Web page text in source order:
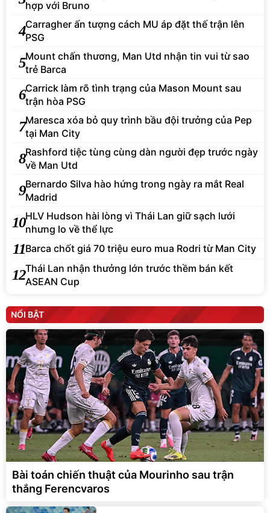
hợp với Bruno
4Carragher ấn tượng cách MU áp đặt thế trận lên
PSG
5Mount chấn thương, Man Utd nhận tin vui từ sao
trẻ Barca
6Carrick làm rõ tình trạng của Mason Mount sau
trận hòa PSG
7Maresca xóa bỏ quy trình bầu đội trưởng của Pep
tại Man City
8Rashford tiệc tùng cùng dàn người đẹp trước ngày
về Man Utd
9Bernardo Silva hào hứng trong ngày ra mắt Real
Madrid
10HLV Hudson hài lòng vì Thái Lan giữ sạch lưới
nhưng lo về thể lực
11Barca chốt giá 70 triệu euro mua Rodri từ Man City
12Thái Lan nhận thưởng lớn trước thềm bán kết
ASEAN Cup
NỔI BẬT
Bài toán chiến thuật của Mourinho sau trận
thắng Ferencvaros